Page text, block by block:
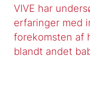
VIVE har
erfaringer med
forekomsten af
blandt andet